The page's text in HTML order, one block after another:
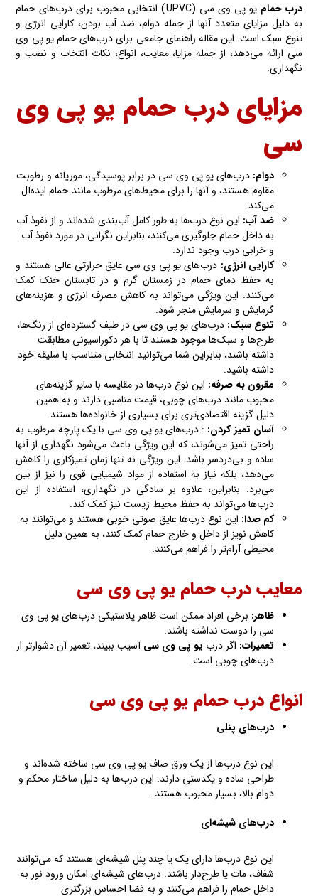
درب حمام
یو پی وی سی (UPVC) انتخابی محبوب برای درب‌های حمام
به دلیل مزایای متعدد آنها از جمله دوام، ضد آب بودن، کارایی انرژی و
تنوع سبک است. این مقاله راهنمای جامعی برای درب‌های حمام یو پی وی
سی ارائه می‌دهد، از جمله مزایا، معایب، انواع، نکات انتخاب و نصب و
نگهداری.
مزایای درب حمام یو پی وی
سی
دوام: درب‌های یو پی وی سی در برابر پوسیدگی، موریانه و رطوبت
مقاوم هستند، و آنها را برای محیط‌های مرطوب مانند حمام ایده‌آل
می‌کند.
ضد آب: این نوع درب‌ها به طور کامل آب‌بندی شده‌اند و از نفوذ آب
به داخل حمام جلوگیری می‌کنند، بنابراین نگرانی در مورد نفوذ آب
و خرابی درب وجود ندارد.
کارایی انرژی: درب‌های یو پی وی سی عایق حرارتی عالی هستند و
به حفظ دمای حمام در زمستان گرم و در تابستان خنک کمک
می‌کنند. این ویژگی می‌تواند به کاهش مصرف انرژی و هزینه‌های
گرمایش و سرمایش منجر شود.
تنوع سبک: درب‌های یو پی وی سی در طیف گسترده‌ای از رنگ‌ها،
طرح‌ها و سبک‌ها موجود هستند تا با هر دکوراسیونی مطابقت
داشته باشند، بنابراین شما می‌توانید انتخابی متناسب با سلیقه خود
داشته باشید.
مقرون به صرفه: این نوع درب‌ها در مقایسه با سایر گزینه‌های
محبوب مانند درب‌های چوبی، قیمت مناسبی دارند و به همین
دلیل گزینه اقتصادی‌تری برای بسیاری از خانواده‌ها هستند.
آسان تمیز کردن: : درب‌های یو پی وی سی با یک پارچه مرطوب به
راحتی تمیز می‌شوند، که این ویژگی باعث می‌شود نگهداری از آنها
ساده و بی‌دردسر باشد. این ویژگی نه تنها زمان تمیزکاری را کاهش
می‌دهد، بلکه نیاز به استفاده از مواد شیمیایی قوی را نیز از بین
می‌برد. بنابراین، علاوه بر سادگی در نگهداری، استفاده از این
درب‌ها می‌تواند به حفظ محیط زیست نیز کمک کند.
کم صدا: این نوع درب‌ها عایق صوتی خوبی هستند و می‌توانند به
کاهش نویز از داخل و خارج حمام کمک کنند، به همین دلیل
محیطی آرام‌تر را فراهم می‌کنند.
معایب درب حمام یو پی وی سی
ظاهر: برخی افراد ممکن است ظاهر پلاستیکی درب‌های یو پی وی
سی را دوست نداشته باشند.
تعمیرات: اگر درب یو پی وی سیآسیب ببیند، تعمیر آن دشوارتر از
درب‌های چوبی است.
انواع درب حمام یو پی وی سی
درب‌های پنلی
این نوع درب‌ها از یک ورق صاف یو پی وی سی ساخته شده‌اند و
طراحی ساده و یکدستی دارند. این درب‌ها به دلیل ساختار محکم و
دوام بالا، بسیار محبوب هستند.
درب‌های شیشه‌ای
این نوع درب‌ها دارای یک یا چند پنل شیشه‌ای هستند که می‌توانند
شفاف، مات یا طرح‌دار باشند. درب‌های‌ شیشه‌ای امکان ورود نور به
داخل حمام را فراهم می‌کنند و به فضا احساس بزرگتری